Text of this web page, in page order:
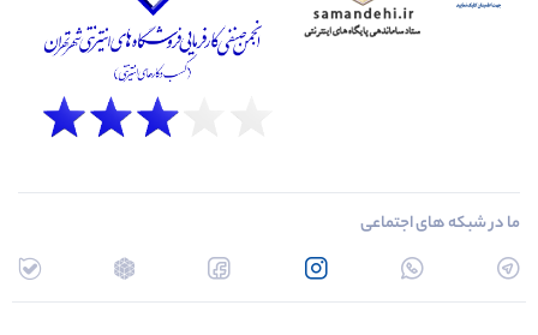
ما در شبکه های اجتماعی